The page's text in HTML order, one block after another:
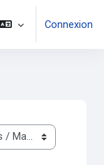
Connexion